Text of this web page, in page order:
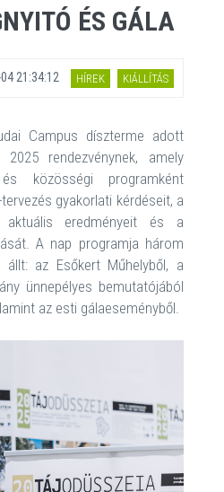
ÉS GÁLA
21:34:12 HÍREK KIÁLLÍTÁS
Campus díszterme adott
rendezvénynek, amely
közösségi programként
gyakorlati kérdéseit, a
aktuális eredményeit és a
A nap programja három
állt: az Esőkert Műhelyből, a
ünnepélyes bemutatójából
az esti gálaeseményből.